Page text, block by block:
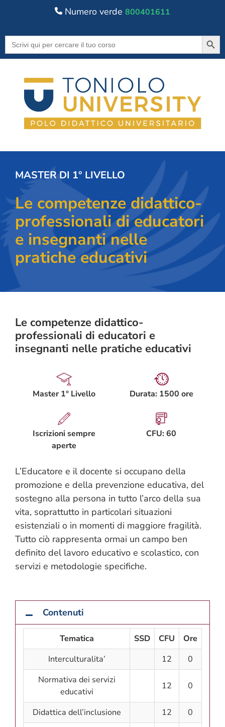
Numero verde 800401611
Search
for:
MASTER DI 1° LIVELLO
Le competenze didattico-
professionali di educatori
e insegnanti nelle
pratiche educativi
Le competenze didattico-
professionali di educatori e
insegnanti nelle pratiche educativi
Master 1° Livello
Iscrizioni sempre
aperte
Durata: 1500 ore
CFU: 60
L’Educatore e il docente si occupano della
promozione e della prevenzione educativa, del
sostegno alla persona in tutto l’arco della sua
vita, soprattutto in particolari situazioni
esistenziali o in momenti di maggiore fragilità.
Tutto ciò rappresenta ormai un campo ben
definito del lavoro educativo e scolastico, con
servizi e metodologie specifiche.
Contenuti
Tematica SSD CFU
Ore
Interculturalita’
12
0
Normativa dei servizi
educativi
12 0
Didattica dell’inclusione 12
0